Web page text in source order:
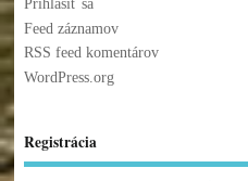
Prihlásiť sa
Feed záznamov
RSS feed komentárov
WordPress.org
Registrácia